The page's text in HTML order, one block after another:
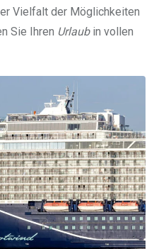
Vielfalt der Möglichkeiten
Sie Ihren Urlaubin vollen